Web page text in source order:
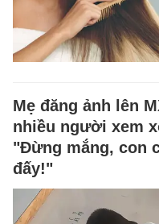
Mẹ đăng ảnh lên
nhiều người xem
"Đừng mắng, con
đấy!"